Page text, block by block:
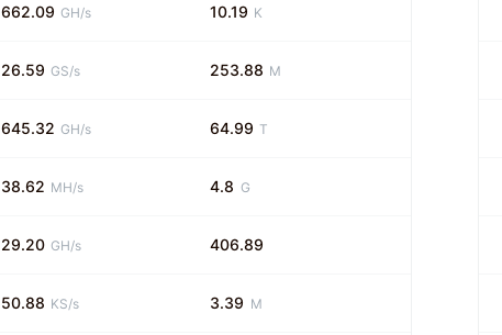
662.09 GH/s 10.19 K
26.59 GS/s 253.88 M
645.32 GH/s 64.99 T
38.62 MH/s 4.8 G
29.20 GH/s 406.89
50.88 KS/s 3.39 M